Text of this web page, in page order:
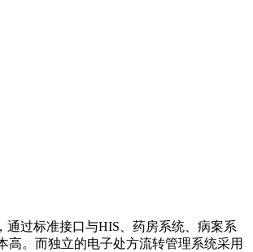
过标准接口与HIS、药房系统、病案系
。而独立的电子处方流转管理系统采用